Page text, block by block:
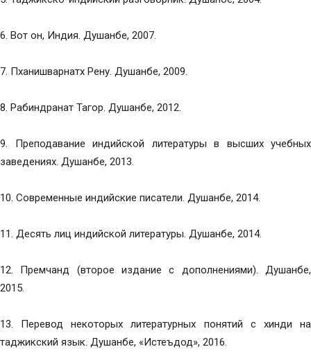
6. Вот он, Индия. Душанбе, 2007.
7. Пханишварнатх Рену. Душанбе, 2009.
8. Рабиндранат Тагор. Душанбе, 2012.
9. Преподавание индийской литературы в высших учебных
заведениях. Душанбе, 2013.
10. Современные индийские писатели. Душанбе, 2014.
11. Десять лиц индийской литературы. Душанбе, 2014.
12. Премчанд (второе издание с дополнениями). Душанбе,
2015.
13. Перевод некоторых литературных понятий с хинди на
таджикский язык. Душанбе, «Истеъдод», 2016.